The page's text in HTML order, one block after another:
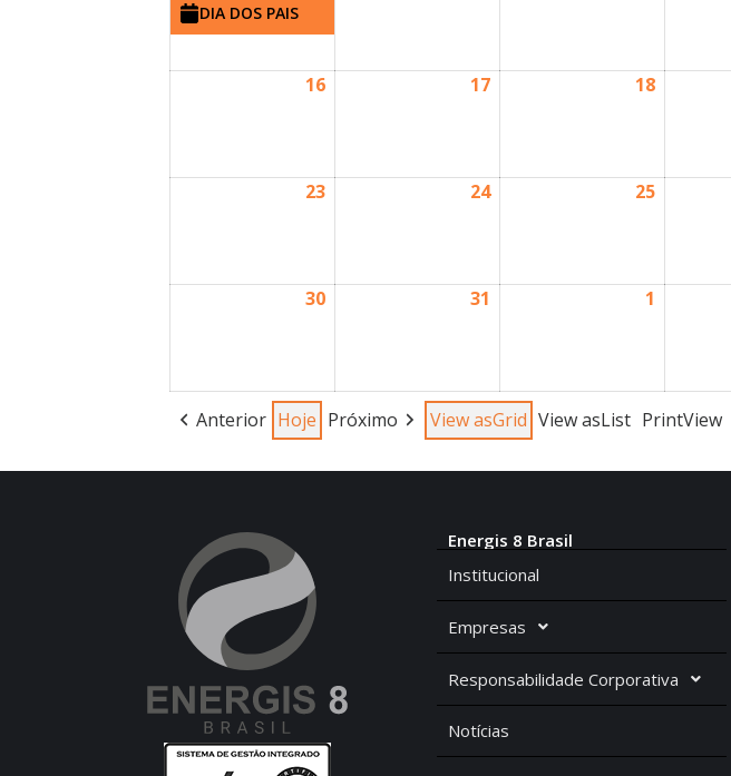
DIA DOS PAIS
16 17 18
23 24 25
30 31 1
Anterior Hoje Próximo View asGrid View asList PrintView
Energis 8 Brasil
Institucional
Empresas
Responsabilidade Corporativa
Notícias